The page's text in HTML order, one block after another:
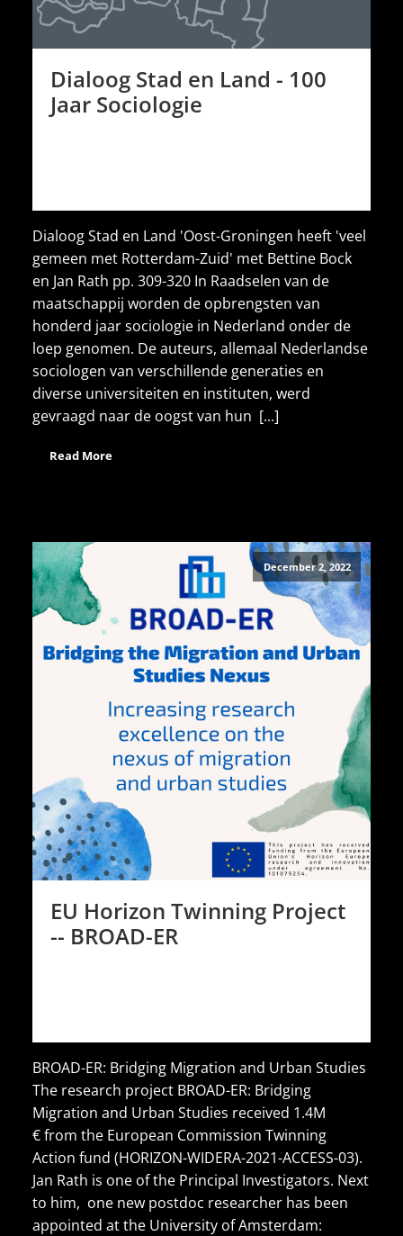
Dialoog Stad en Land - 100
Jaar Sociologie
Dialoog Stad en Land 'Oost-Groningen heeft 'veel
gemeen met Rotterdam-Zuid' met Bettine Bock
en Jan Rath pp. 309-320 In Raadselen van de
maatschappij worden de opbrengsten van
honderd jaar sociologie in Nederland onder de
loep genomen. De auteurs, allemaal Nederlandse
sociologen van verschillende generaties en
diverse universiteiten en instituten, werd
gevraagd naar de oogst van hun [...]
Read More
December 2, 2022
EU Horizon Twinning Project
-- BROAD-ER
BROAD-ER: Bridging Migration and Urban Studies
The research project BROAD-ER: Bridging
Migration and Urban Studies received 1.4M
€ from the European Commission Twinning
Action fund (HORIZON-WIDERA-2021-ACCESS-03).
Jan Rath is one of the Principal Investigators. Next
to him, one new postdoc researcher has been
appointed at the University of Amsterdam: